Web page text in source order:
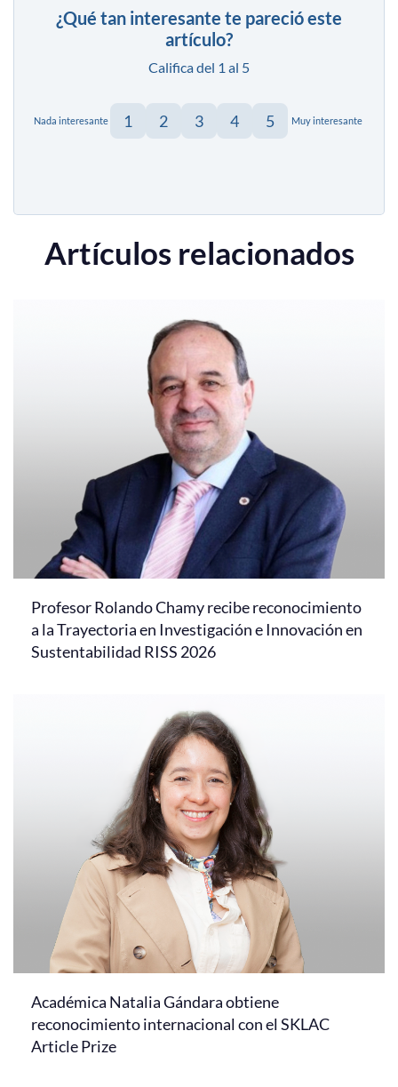
¿Qué tan interesante te pareció este
artículo?
Califica del 1 al 5
Nada interesante 1 2 3 4 5 Muy interesante
Artículos relacionados
Profesor Rolando Chamy recibe reconocimiento
a la Trayectoria en Investigación e Innovación en
Sustentabilidad RISS 2026
Académica Natalia Gándara obtiene
reconocimiento internacional con el SKLAC
Article Prize